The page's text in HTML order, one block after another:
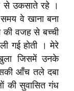
से उकसाते रहे ।
वे खाना बना
की वजह से बच्ची
गई होती । मेरे
जिसमें उनके
आँच तले दबा
की सुवासित गंध